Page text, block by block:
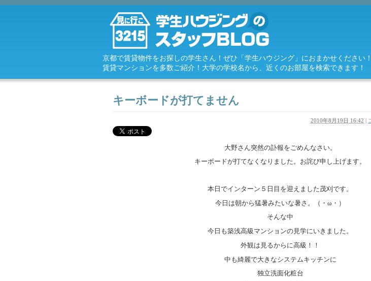
京都で賃貸物件をお探しの学生さん！ぜひ「学生ハウジング」におまかせくださ
賃貸マンションを多数ご紹介！大学の学校名から、近くのお部屋を検索できます！
キーボードが打てません
2010年8月19日 16:42 |
大野さん突然の訃報をごめんなさい。
キーボードが打てなくなりました。お詫び申し上げます。
本日でインターン５日目を迎えました茂刈です。
今日は朝から猛暑みたいな暑さ。（・ω・）
そんな中
今日も築浅高級マンションの見学にいきました。
外観は見るからに高級！！
中も綺麗で大きなシステムキッチンに
独立洗面化粧台